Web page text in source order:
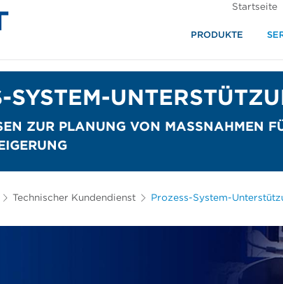
Startseite
PRODUKTE
SYSTEM-
ZUR PLANUNG VON MASSNAHMEN
Technischer Kundendienst Prozess-System-